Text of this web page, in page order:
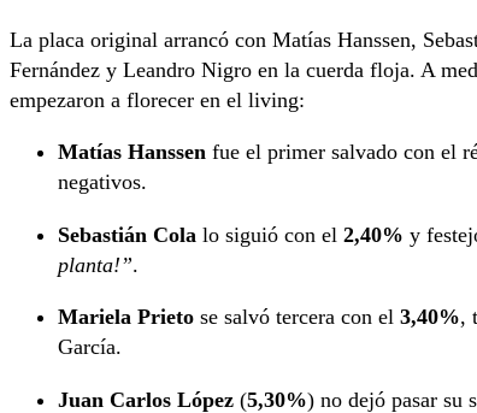
La placa original arrancó con Matías Hanssen,
Fernández y Leandro Nigro en la cuerda floja. A
empezaron a florecer en el living:
Matías Hanssen fue el primer salvado con el
negativos.
Sebastián Cola lo siguió con el 2,40% y
planta!”.
Mariela Prieto se salvó tercera con el 3,40%,
García.
Juan Carlos López (5,30%) no dejó pasar su